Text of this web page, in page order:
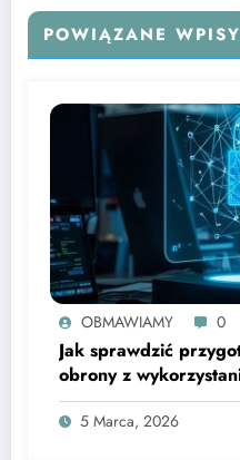
POWIĄZANE WPISY
OBMAWIAMY 0
Jak sprawdzić
obrony z
inteligencji
5 Marca, 2026